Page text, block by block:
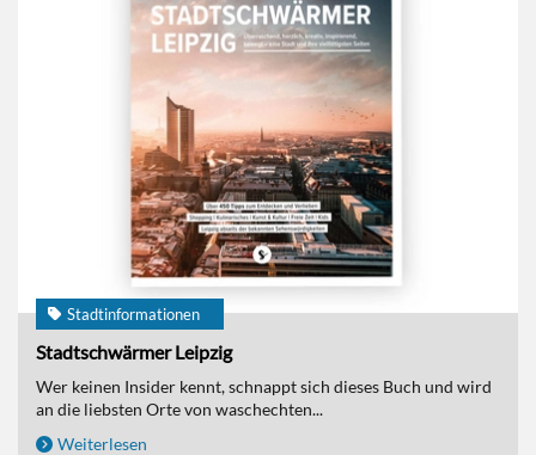
Stadtinformationen
Stadtschwärmer Leipzig
Wer keinen Insider kennt, schnappt sich dieses Buch und wird
an die liebsten Orte von waschechten...
Weiterlesen